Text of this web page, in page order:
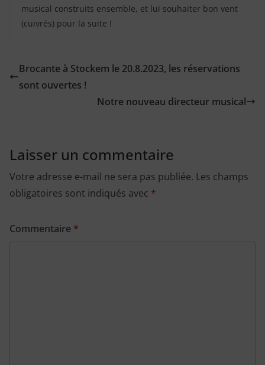
musical construits ensemble, et lui souhaiter bon vent
(cuivrés) pour la suite !
Brocante à Stockem le 20.8.2023, les réservations
sont ouvertes !
Notre nouveau directeur musical
Laisser un commentaire
Votre adresse e-mail ne sera pas publiée. Les champs
obligatoires sont indiqués avec *
Commentaire *